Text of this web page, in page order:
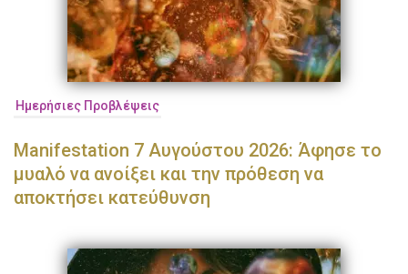
Ημερήσιες Προβλέψεις
Manifestation 7 Αυγούστου 2026: Άφησε το
μυαλό να ανοίξει και την πρόθεση να
αποκτήσει κατεύθυνση